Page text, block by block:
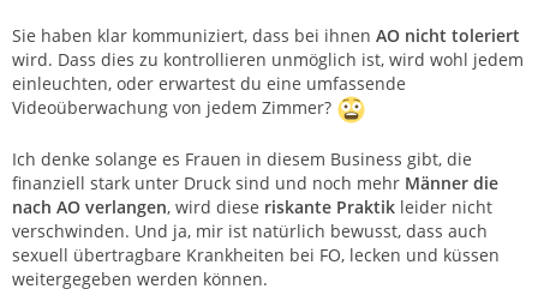
Sie haben klar kommuniziert, dass bei ihnen AO nicht toleriert
wird. Dass dies zu kontrollieren unmöglich ist, wird wohl jedem
einleuchten, oder erwartest du eine umfassende
Videoüberwachung von jedem Zimmer?
Ich denke solange es Frauen in diesem Business gibt, die
finanziell stark unter Druck sind und noch mehr Männer die
nach AO verlangen, wird diese riskante Praktik leider nicht
verschwinden. Und ja, mir ist natürlich bewusst, dass auch
sexuell übertragbare Krankheiten bei FO, lecken und küssen
weitergegeben werden können.